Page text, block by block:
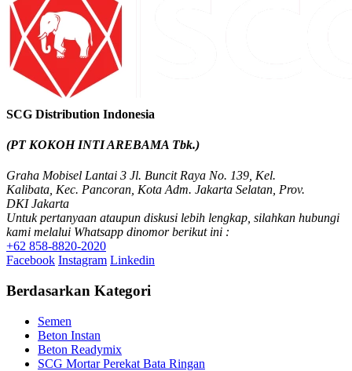
SCG Distribution Indonesia
(PT KOKOH INTI AREBAMA Tbk.)
Graha Mobisel Lantai 3 Jl. Buncit Raya No. 139, Kel.
Kalibata, Kec. Pancoran, Kota Adm. Jakarta Selatan, Prov.
DKI Jakarta
Untuk pertanyaan ataupun diskusi lebih lengkap, silahkan hubungi
kami melalui Whatsapp dinomor berikut ini :
+62 858-8820-2020
Facebook Instagram Linkedin
Berdasarkan Kategori
Semen
Beton Instan
Beton Readymix
SCG Mortar Perekat Bata Ringan